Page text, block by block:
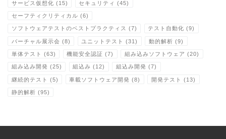
サービス仮想化 (15) セキュリティ (45)
セーフティクリティカル (6)
ソフトウェアテストのベストプラクティス (7) テスト自動化 (9)
バーチャル展示会 (8) ユニットテスト (31) 動的解析 (9)
単体テスト (63) 機能安全認証 (7) 組み込みソフトウェア (20)
組み込み開発 (25) 組込み (12) 組込み開発 (7)
継続的テスト (5) 車載ソフトウェア開発 (8) 開発テスト (13)
静的解析 (95)